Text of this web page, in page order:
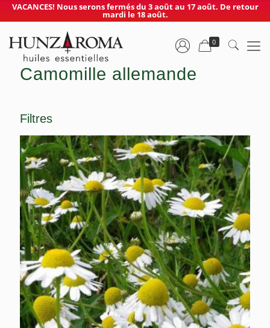
VACANCES! Nous serons fermés du 3 août au 17 août. De retour
mardi le 18 août.
0
Camomille allemande
Filtres